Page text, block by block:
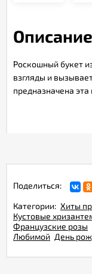
Описание
Роскошный букет
взгляды и
предназначена
Поделиться:
Категории: Хиты
Кустовые
Французские розы
Любимой День